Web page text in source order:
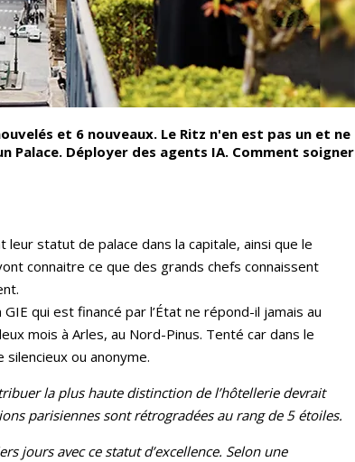
et 6 nouveaux. Le Ritz n'en est pas un et ne
Palace. Déployer des agents IA. Comment soigner
statut de palace dans la capitale, ainsi que le
connaitre ce que des grands chefs connaissent
qui est financé par l’État ne répond-il jamais au
mois à Arles, au Nord-Pinus. Tenté car dans le
ou anonyme.
la plus haute distinction de l’hôtellerie devrait
parisiennes sont rétrogradées au rang de 5 étoiles.
jours avec ce statut d’excellence. Selon une